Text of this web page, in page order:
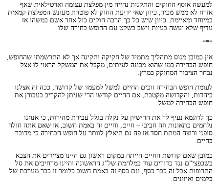
למעשה אוסף החוקים והתקנות נהייה מין מפלצת עצומה וארטילאית שאף
אזרח לא ממש מכיר, כיוון שאי ידיעת החוק לא פוטרת מעונש המפלצת קמאית
במיוחד ומאיימת. כיוון שיש כל כך הרבה חוקים כול אחד אשם במשהו אז
עדיף שלא יעשה בעיות וישב בשקט עם החופש בחירה שלו
***
אין כמובן מנוס מתהליך מתמיד של חקיקה ותקינה אך לא התרשמתי שהחופש,
חופש הבחירה כמו שהוא מכונה לעיתים, מקבל את המשקל הראוי לו אצל
נבחר הציבור המחוקק במרץ.
לעומת חופש הבחירה זוכים החיים למשל למעמד של קדושה, ככה זה אצלנו
ביהדות, והקדושה מקטבת, אם החיים קודשו הרי שניתן להקריב בעבורן את
חופש הבחירה למשל.
כך לדוגמא נעיף לך את הרישיון על נקלה בגלל עבירת מהירות, כי אנחנו
נלחמים בתאונות וזה חביבי – חיים, וחיים זה באמת חשוב, או שאם אתה חולה
סופני ורוצה המתת חסד אז פה גם תיאלץ לוותר על חופש הבחירה כי מדובר
בחיים.
כמובן שאם קדושת החיים הייתה במקום ראשון גם היינו מציידים את הצבא
בשכפצי”ם נגד כדורים עוד במלחמת של”ג הראשונה והיינו מרחיבים את סל
התרופות אבל זה כבר כסף, וגם כסף זה באמת חשוב כלומר זו כבר מערכת של
בלמים ואיזונים.